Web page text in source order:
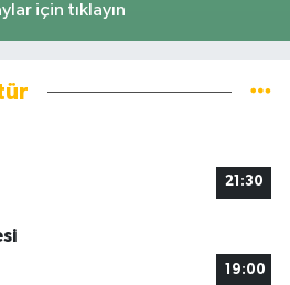
için tıklayın
21:30
19:00